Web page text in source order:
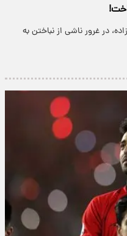
در غرور ناشی از نباختن به